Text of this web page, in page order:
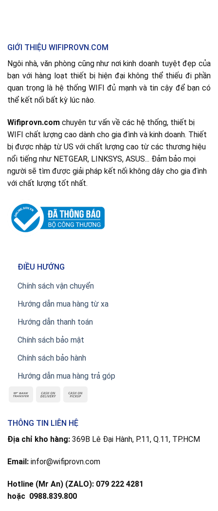
GIỚI THIỆU WIFIPROVN.COM
Ngôi nhà, văn phòng cũng như nơi kinh doanh tuyệt đẹp của
bạn với hàng loạt thiết bị hiện đại không thể thiếu đi phần
quan trọng là hệ thống WIFI đủ mạnh và tin cậy để bạn có
thể kết nối bất kỳ lúc nào.
Wifiprovn.com chuyên tư vấn về các hệ thống, thiết bị
WIFI chất lượng cao dành cho gia đình và kinh doanh. Thiết
bị được nhập từ US với chất lượng cao từ các thương hiệu
nổi tiếng như NETGEAR, LINKSYS, ASUS... Đảm bảo mọi
người sẽ tìm được giải pháp kết nối không dây cho gia đình
với chất lượng tốt nhất.
ĐIỀU HƯỚNG
Chính sách vận chuyển
Hướng dẫn mua hàng từ xa
Hướng dẫn thanh toán
Chính sách bảo mật
Chính sách bảo hành
Hướng dẫn mua hàng trả góp
THÔNG TIN LIÊN HỆ
Địa chỉ kho hàng: 369B Lê Đại Hành, P.11, Q.11, TP.HCM
Email: infor@wifiprovn.com
Hotline (Mr An) (ZALO): 079 222 4281
hoặc 0988.839.800